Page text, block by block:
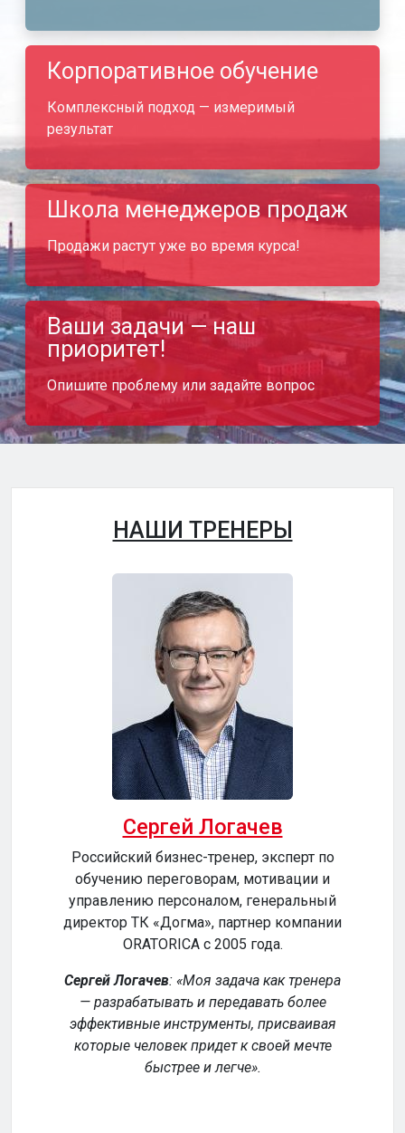
Корпоративное обучение
Комплексный подход — измеримый
результат
Школа менеджеров продаж
Продажи растут уже во время курса!
Ваши задачи — наш
приоритет!
Опишите проблему или задайте вопрос
НАШИ ТРЕНЕРЫ
Сергей Логачев
Российский бизнес-тренер, эксперт по
обучению переговорам, мотивации и
управлению персоналом, генеральный
директор ТК «Догма», партнер компании
ORATORICA c 2005 года.
Сергей Логачев: Моя задача как тренера
— разрабатывать и передавать более
эффективные инструменты, присваивая
которые человек придет к своей мечте
быстрее и легче .